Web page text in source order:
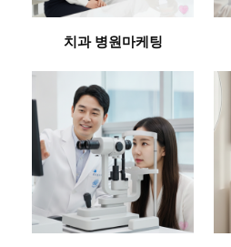
치과 병원마케팅